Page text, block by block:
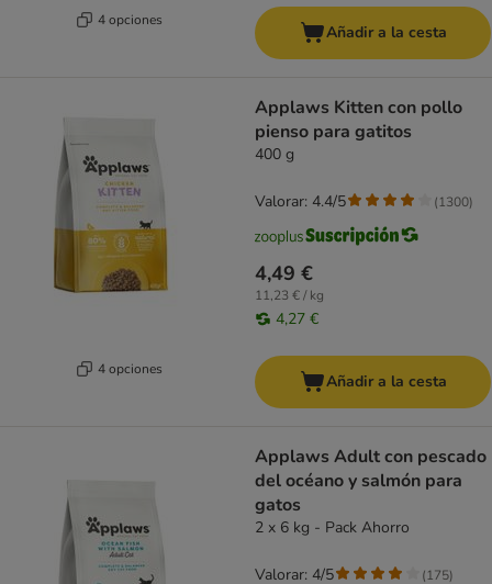
4 opciones
Añadir a la cesta
4 opciones
Applaws Kitten con pollo
pienso para gatitos
400 g
4,49 €
11,23 € / kg
4,27 €
Valorar: 4.4/5 (1300)
Añadir a la cesta
Applaws Adult con pescado
del océano y salmón para
gatos
2 x 6 kg - Pack Ahorro
Valorar: 4/5 (175)